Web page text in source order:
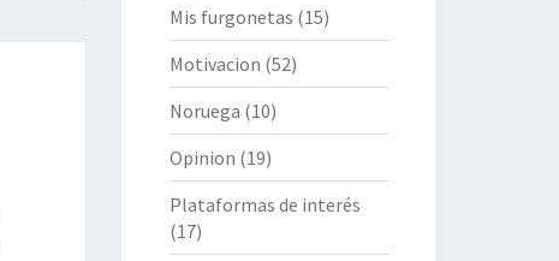
Mis furgonetas (15)
Motivacion (52)
Noruega (10)
Opinion (19)
Plataformas de interés
(17)